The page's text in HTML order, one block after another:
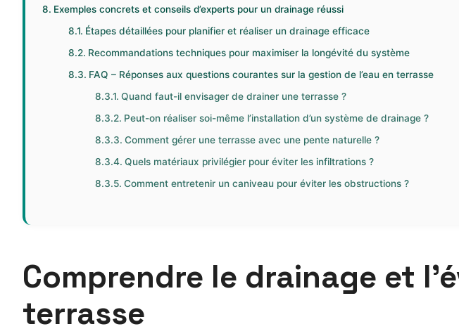
Exemples concrets et conseils d’experts pour un drainage réussi
Étapes détaillées pour planifier et réaliser un drainage efficace
Recommandations techniques pour maximiser la longévité du système
FAQ – Réponses aux questions courantes sur la gestion de l’eau en terrasse
Quand faut-il envisager de drainer une terrasse ?
Peut-on réaliser soi-même l’installation d’un système de drainage ?
Comment gérer une terrasse avec une pente naturelle ?
Quels matériaux privilégier pour éviter les infiltrations ?
Comment entretenir un caniveau pour éviter les obstructions ?
Comprendre le drainage et
terrasse